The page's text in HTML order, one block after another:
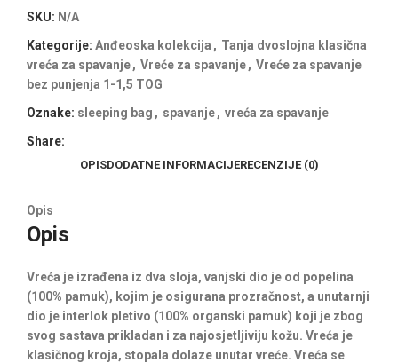
SKU: N/A
Kategorije: Anđeoska kolekcija , Tanja dvoslojna klasična
vreća za spavanje, Vreće za spavanje, Vreće za spavanje
bez punjenja 1-1,5 TOG
Oznake: sleeping bag , spavanje, vreća za spavanje
Share:
OPISDODATNE INFORMACIJERECENZIJE (0)
Opis
Opis
Vreća je izrađena iz dva sloja, vanjski dio je od popelina
(100% pamuk), kojim je osigurana prozračnost, a unutarnji
dio je interlok pletivo (100% organski pamuk) koji je zbog
svog sastava prikladan i za najosjetljiviju kožu. Vreća je
klasičnog kroja, stopala dolaze unutar vreće. Vreća se